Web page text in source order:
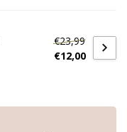
€23,99
€12,00